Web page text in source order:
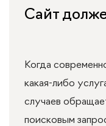
Сайт
Когда
какая-либо
случаев
поисковым